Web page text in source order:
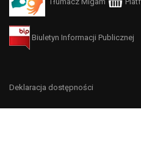
Biuletyn Informacji Publicznej
Deklaracja dostępności